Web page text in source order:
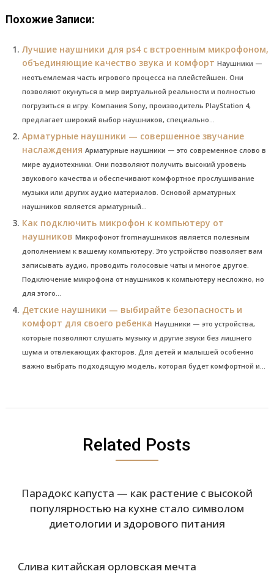
Похожие Записи:
Лучшие наушники для ps4 с встроенным микрофоном,
объединяющие качество звука и комфорт Наушники —
неотъемлемая часть игрового процесса на плейстейшен. Они
позволяют окунуться в мир виртуальной реальности и полностью
погрузиться в игру. Компания Sony, производитель PlayStation 4,
предлагает широкий выбор наушников, специально...
Арматурные наушники — совершенное звучание
наслаждения Арматурные наушники — это современное слово в
мире аудиотехники. Они позволяют получить высокий уровень
звукового качества и обеспечивают комфортное прослушивание
музыки или других аудио материалов. Основой арматурных
наушников является арматурный...
Как подключить микрофон к компьютеру от
наушников Микрофонот fromнаушников является полезным
дополнением к вашему компьютеру. Это устройство позволяет вам
записывать аудио, проводить голосовые чаты и многое другое.
Подключение микрофона от наушников к компьютеру несложно, но
для этого...
Детские наушники — выбирайте безопасность и
комфорт для своего ребенка Наушники — это устройства,
которые позволяют слушать музыку и другие звуки без лишнего
шума и отвлекающих факторов. Для детей и малышей особенно
важно выбрать подходящую модель, которая будет комфортной и...
Related Posts
Парадокс капуста — как растение с высокой
популярностью на кухне стало символом
диетологии и здорового питания
Слива китайская орловская мечта